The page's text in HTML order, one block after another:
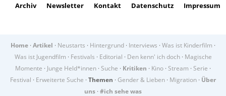
Archiv Newsletter Kontakt Datenschutz Impressum
Home · Artikel · Neustarts · Hintergrund · Interviews · Was ist Kinderfilm ·
Was ist Jugendfilm · Festivals · Editorial · Den kenn' ich doch· Magische
Momente · Junge Held*innen · Suche · Kritiken · Kino · Stream · Serie ·
Festival · Erweiterte Suche · Themen · Gender & Lieben · Migration · Über
uns · #ich sehe was